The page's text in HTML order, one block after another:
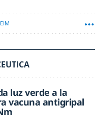
luz verde a la
vacuna antigripal